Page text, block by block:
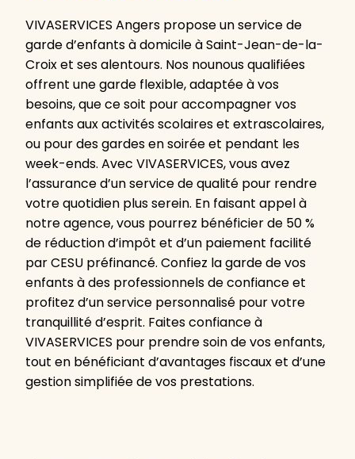
VIVASERVICES Angers propose un service de
garde d’enfants à domicile à Saint-Jean-de-la-
Croix et ses alentours. Nos nounous qualifiées
offrent une garde flexible, adaptée à vos
besoins, que ce soit pour accompagner vos
enfants aux activités scolaires et extrascolaires,
ou pour des gardes en soirée et pendant les
week-ends. Avec VIVASERVICES, vous avez
l’assurance d’un service de qualité pour rendre
votre quotidien plus serein. En faisant appel à
notre agence, vous pourrez bénéficier de 50 %
de réduction d’impôt et d’un paiement facilité
par CESU préfinancé. Confiez la garde de vos
enfants à des professionnels de confiance et
profitez d’un service personnalisé pour votre
tranquillité d’esprit. Faites confiance à
VIVASERVICES pour prendre soin de vos enfants,
tout en bénéficiant d’avantages fiscaux et d’une
gestion simplifiée de vos prestations.